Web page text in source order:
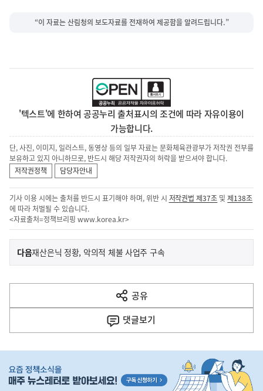
“이 자료는 산림청의 보도자료를 전재하여 제공함을 알려드립니다.”
'텍스트'에 한하여 공공누리 출처표시의 조건에 따라 자유이용이
가능합니다.
단, 사진, 이미지, 일러스트, 동영상 등의 일부 자료는 문화체육관광부가 저작권 전부를
보유하고 있지 아니하므로, 반드시 해당 저작권자의 허락을 받으셔야 합니다.
저작권정책
담당자안내
기사 이용 시에는 출처를 반드시 표기해야 하며, 위반 시 저작권법 제37조 및제138조
에 따라 처벌될 수 있습니다.
<자료출처=정책브리핑 www.korea.kr>
이
전
다
음
다음기
사
재산은닉 정황, 악의적 체불 사업주 구속
공유
열
기
댓글보기
단